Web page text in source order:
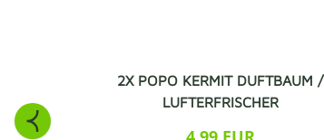
2X POPO KERMIT DUFTBAUM /
LUFTERFRISCHER